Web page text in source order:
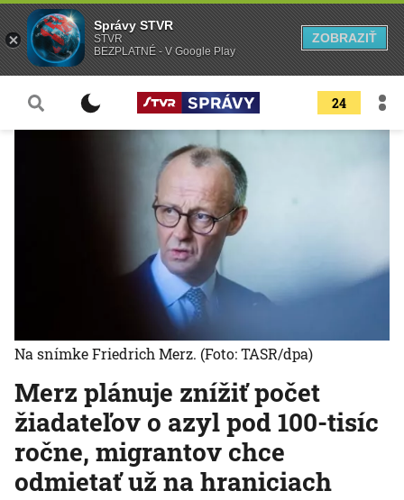
24
Merz plánuje znížiť počet
žiadateľov o azyl pod 100-tisíc
ročne, migrantov chce
odmietať už na hraniciach
Na snímke Friedrich Merz. (Foto: TASR/dpa)
Správy STVR
STVR
BEZPLATNÉ - V Google Play
ZOBRAZIŤ